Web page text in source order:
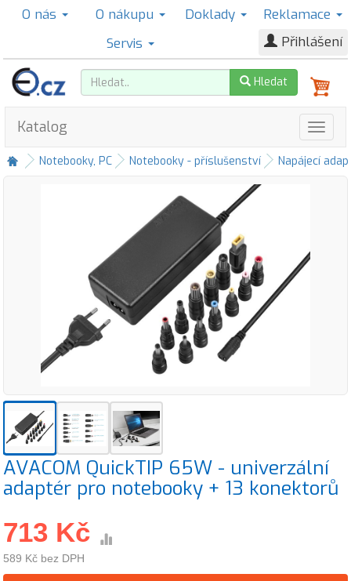
O nás O nákupu Doklady
Reklamace
Servis
Přihlášení
Hledat
Katalog
Notebooky, PC Notebooky - příslušenství Napájecí
AVACOM QuickTIP 65W - univerzální
adaptér pro notebooky + 13 konektorů
713 Kč
589 Kč bez DPH